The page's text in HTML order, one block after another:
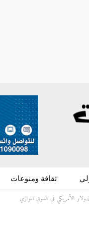
ثقافة ومنوعات
الأمريكي فى السوق الموازي